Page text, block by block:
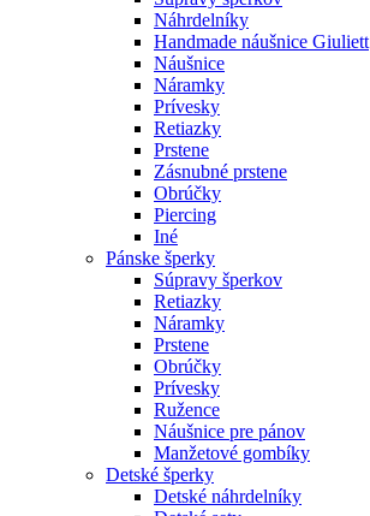
Náhrdelníky
Handmade náušnice Giuliett
Náušnice
Náramky
Prívesky
Retiazky
Prstene
Zásnubné prstene
Obrúčky
Piercing
Iné
Pánske šperky
Súpravy šperkov
Retiazky
Náramky
Prstene
Obrúčky
Prívesky
Ružence
Náušnice pre pánov
Manžetové gombíky
Detské šperky
Detské náhrdelníky